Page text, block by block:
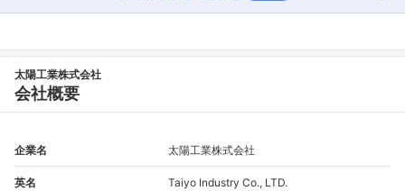
太陽工業株式会社
会社概要
企業名 太陽工業株式会社
英名 Taiyo Industry Co., LTD.